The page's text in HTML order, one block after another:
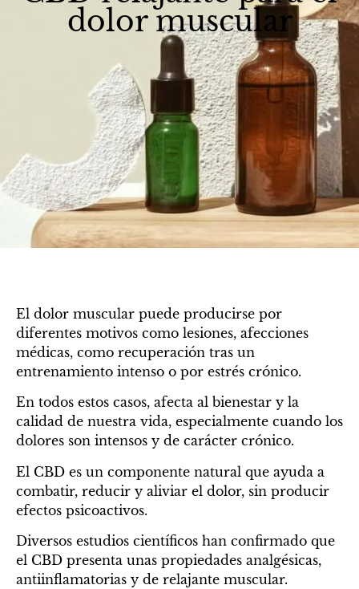
dolor muscular
El dolor muscular puede producirse por
diferentes motivos como lesiones, afecciones
médicas, como recuperación tras un
entrenamiento intenso o por estrés crónico.
En todos estos casos, afecta al bienestar y la
calidad de nuestra vida, especialmente cuando los
dolores son intensos y de carácter crónico.
El CBD es un componente natural que ayuda a
combatir, reducir y aliviar el dolor, sin producir
efectos psicoactivos.
Diversos estudios científicos han confirmado que
el CBD presenta unas propiedades analgésicas,
antiinflamatorias y de relajante muscular.